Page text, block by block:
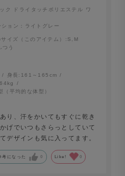
ック 半袖 ドライタッチポリ
イト
ク ドライタッチポリエステル ワ
ション：ライトグレー
サイズ（このアイテム）
:S,M
つう
身長: 161～165cm
（平均的な体型）
り、汗をかいてもすぐに乾き
げでいつもさらっとしていて
デザインも気に入ってます。
考になった 0 Like! 0